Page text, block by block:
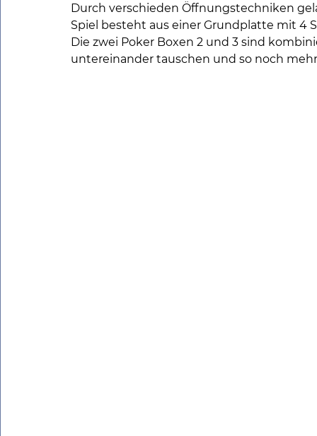
Durch verschieden Öffnungstechniken
Spiel besteht aus einer Grundplatte mit 4
Die zwei Poker Boxen 2 und 3 sind
untereinander tauschen und so noch